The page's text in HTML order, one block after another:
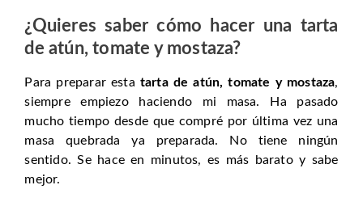
¿Quieres saber cómo hacer una tarta
de atún, tomate y mostaza?
Para preparar esta tarta de atún, tomate y mostaza,
siempre empiezo haciendo mi masa. Ha pasado
mucho tiempo desde que compré por última vez una
masa quebrada ya preparada. No tiene ningún
sentido. Se hace en minutos, es más barato y sabe
mejor.